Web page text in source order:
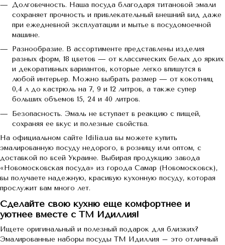
Долговечность. Наша посуда благодаря титановой эмали
сохраняет прочность и привлекательный внешний вид даже
при ежедневной эксплуатации и мытье в посудомоечной
машине.
Разнообразие. В ассортименте представлены изделия
разных форм, 18 цветов — от классических белых до ярких
и декоративных вариантов, которые легко впишутся в
любой интерьер. Можно выбрать размер — от кокотниц
0,4 л до кастрюль на 7, 9 и 12 литров, а также супер
больших объемов 15, 24 и 40 литров.
Безопасность. Эмаль не вступает в реакцию с пищей,
сохраняя ее вкус и полезные свойства.
На официальном сайте Idilia.ua вы можете купить
эмалированную посуду недорого, в розницу или оптом, с
доставкой по всей Украине. Выбирая продукцию завода
«Новомосковская посуда» из города Самар (Новомосковск),
вы получаете надежную, красивую кухонную посуду, которая
прослужит вам много лет.
Сделайте свою кухню еще комфортнее и
уютнее вместе с ТМ Идиллия!
Ищете оригинальный и полезный подарок для близких?
Эмалированные наборы посуды ТМ Идиллия – это отличный